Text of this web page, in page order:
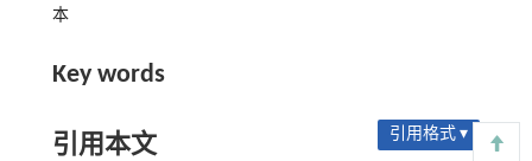
本
Key words
引用本文 引用格式 ▾